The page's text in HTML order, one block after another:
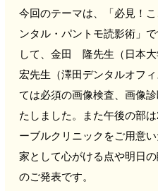
今回のテーマは、「必見！
ンタル・パントモ読影術」
して、金田 隆先生（日本大
宏先生（澤田デンタルオフ
ては必須の画像検査、画像
たしました。また午後の部
ーブルクリニックをご用意
家として心がける点や明日
のご発表です。